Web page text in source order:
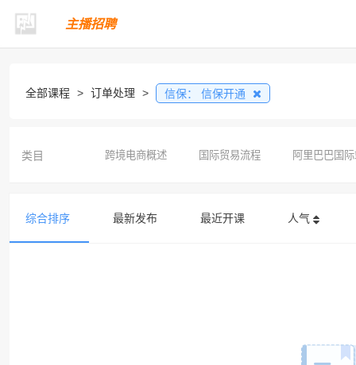
主播招聘
全部课程 > 订单处理 > 信保： 信保开通
类目 跨境电商概述 国际贸易流程 阿里巴巴国
综合排序 最新发布 最近开课 人气